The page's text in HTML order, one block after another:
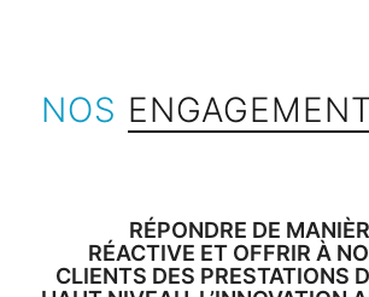
NOS
RÉPONDRE DE
RÉACTIVE ET OFFRIR À
CLIENTS DES PRESTATIONS